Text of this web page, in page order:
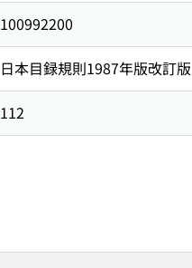
100992200
日本目録規則1987年版改訂版
112